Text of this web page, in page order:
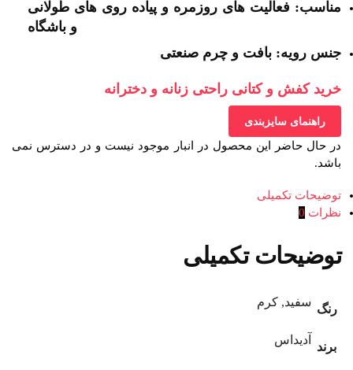
مناسب: فعالیت های روزمره و پیاده روی های طولانی
و باشگاه
جنس رویه: بافت و چرم صنعتی
خرید کفش و کتانی راحتی زنانه و دخترانه
راهنمای سایزبندی
در حال حاضر این محصول در انبار موجود نیست و در دسترس نمی
باشد.
توضیحات تکمیلی
نظرات 0
توضیحات تکمیلی
رنگ
سفید, کرم
برند
آدیداس